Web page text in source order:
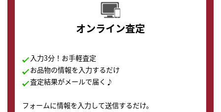
オンライン査定
入力3分！お手軽査定
お品物の情報を入力するだけ
査定結果がメールで届く♪
フォームに情報を入力して送信するだけ。